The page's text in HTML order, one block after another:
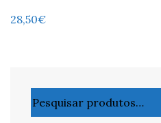
28,50€
por: